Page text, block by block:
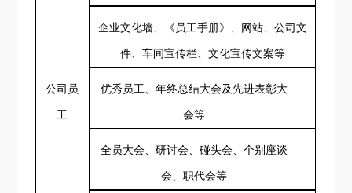
公司员
工
企业文化墙、《员工手册》、网站、公司文
件、车间宣传栏、文化宣传文案等
优秀员工、年终总结大会及先进表彰大
会等
全员大会、研讨会、碰头会、个别座谈
会、职代会等